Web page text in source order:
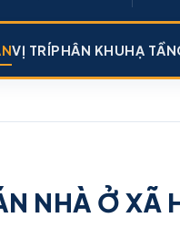
VỊ TRÍPHÂN KHUHẠ
NHÀ Ở XÃ